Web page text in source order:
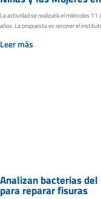
La actividad se realizará el miércoles
años. La propuesta es recorrer el
Leer más
Analizan bacterias
para reparar fisuras